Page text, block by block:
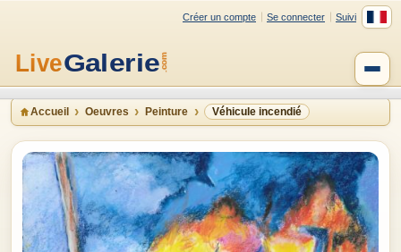
Créer un compte Se connecter Suivi
Accueil Oeuvres Peinture Véhicule incendié